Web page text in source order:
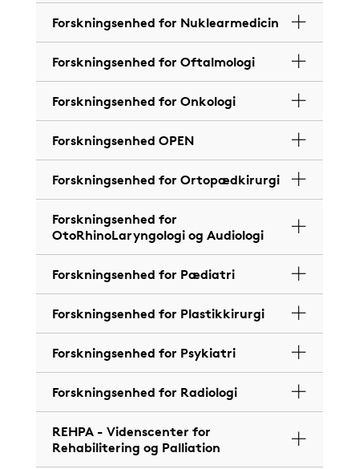
Forskningsenhed for Nuklearmedicin
Forskningsenhed for Oftalmologi
Forskningsenhed for Onkologi
Forskningsenhed OPEN
Forskningsenhed for Ortopædkirurgi
Forskningsenhed for
OtoRhinoLaryngologi og Audiologi
Forskningsenhed for Pædiatri
Forskningsenhed for Plastikkirurgi
Forskningsenhed for Psykiatri
Forskningsenhed for Radiologi
REHPA - Videnscenter for
Rehabilitering og Palliation